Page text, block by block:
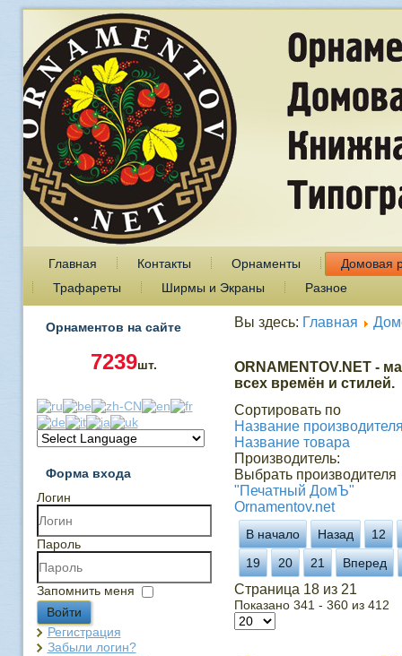
Главная Контакты Орнаменты
Домовая
Трафареты
Ширмы и Экраны Разное
Орнаментов на сайте
7239шт.
Форма входа
Логин
Пароль
Запомнить меня
Войти
Регистрация
Забыли логин?
Вы здесь: Главная
ORNAMENTOV.NET -
всех времён и стилей.
Сортировать по
Название
Название товара
Производитель:
Выбрать производителя
"Печатный ДомЪ"
Ornamentov.net
В начало Назад
12
19
20 21 Вперед
Страница 18 из 21
Показано 341 - 360 из 412